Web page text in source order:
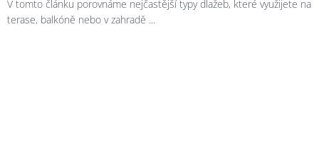
V tomto článku porovnáme nejčastější typy dlažeb, které využijete na
terase, balkóně nebo v zahradě ...